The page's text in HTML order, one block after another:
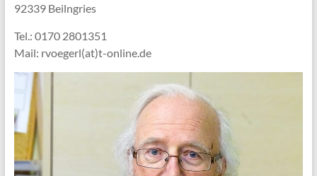
92339 Beilngries
Tel.: 0170 2801351
Mail: rvoegerl(at)t-online.de